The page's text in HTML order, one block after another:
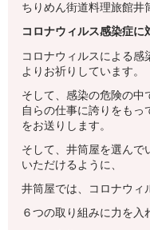
ちりめん街道料理旅館
コロナウィルス感染症に
コロナウィルスによる
よりお祈りしています。
そして、感染の危険の中
自らの仕事に誇りをも
をお送りします。
そして、井筒屋を選んで
いただけるように、
井筒屋では、コロナウィ
６つの取り組みに力を入